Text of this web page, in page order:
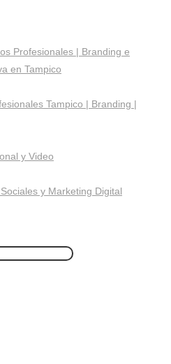
Profesionales | Branding e
en Tampico
Tampico | Branding |
y Video
y Marketing Digital